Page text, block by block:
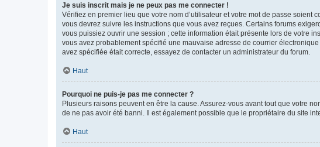
Je suis inscrit mais je ne peux pas me connecter !
Vérifiez en premier lieu que votre nom d’utilisateur et votre mot de passe soient
vous devrez suivre les instructions que vous avez reçues. Certains forums
vous puissiez ouvrir une session ; cette information était présente lors de votre
vous avez probablement spécifié une mauvaise adresse de courrier
avez spécifiée était correcte, essayez de contacter un administrateur du forum.
Haut
Pourquoi ne puis-je pas me connecter ?
Plusieurs raisons peuvent en être la cause. Assurez-vous avant tout que votre
de ne pas avoir été banni. Il est également possible que le propriétaire du site
Haut